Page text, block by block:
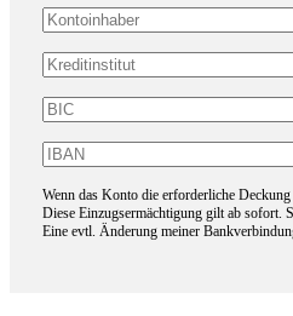
Wenn das Konto die erforderliche
Diese Einzugsermächtigung gilt ab sofort.
Eine evtl. Änderung meiner